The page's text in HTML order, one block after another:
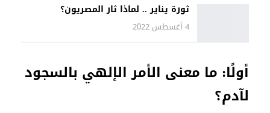
ثورة يناير .. لماذا ثار المصريون؟
4 أغسطس 2022
أولًا: ما معنى الأمر الإلهي بالسجود
لآدم؟